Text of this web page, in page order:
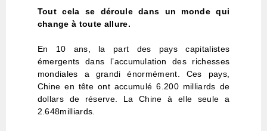
Tout cela se déroule dans un monde qui
change à toute allure.
En 10 ans, la part des pays capitalistes
émergents dans l’accumulation des richesses
mondiales a grandi énormément. Ces pays,
Chine en tête ont accumulé 6.200 milliards de
dollars de réserve. La Chine à elle seule a
2.648milliards.